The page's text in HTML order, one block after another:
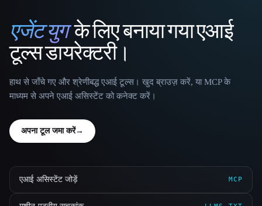
That AI Collection
एजेंट युगके लिए बनाया गया एआई
टूल्स डायरेक्टरी।
हाथ से जाँचे गए और श्रेणीबद्ध एआई टूल्स। खुद ब्राउज़ करें, या MCP के
माध्यम से अपने एआई असिस्टेंट को कनेक्ट करें।
अपना टूल जमा करें→
एआई असिस्टेंट जोड़ें MCP